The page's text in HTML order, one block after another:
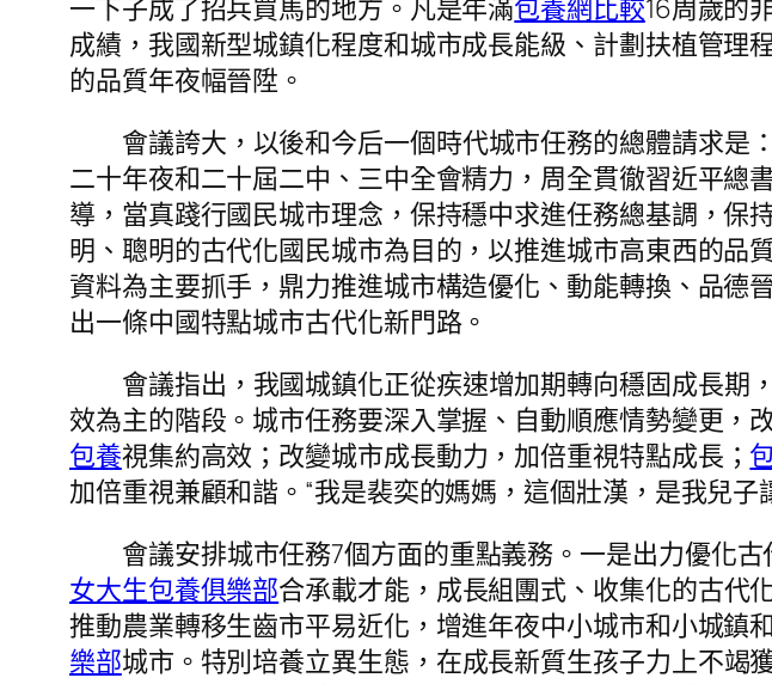
一下子成了招兵買馬的地方。凡是年滿包養網比較16周歲的
成績，我國新型城鎮化程度和城市成長能級、計劃扶植管
的品質年夜幅晉陞。
會議誇大，以後和今后一個時代城市任務的總體請求
二十年夜和二十屆二中、三中全會精力，周全貫徹習近平總
導，當真踐行國民城市理念，保持穩中求進任務總基調，保
明、聰明的古代化國民城市為目的，以推進城市高東西的
資料為主要抓手，鼎力推進城市構造優化、動能轉換、品
出一條中國特點城市古代化新門路。
會議指出，我國城鎮化正從疾速增加期轉向穩固成長期
效為主的階段。城市任務要深入掌握、自動順應情勢變更
包養視集約高效；改變城市成長動力，加倍重視特點成長；
加倍重視兼顧和諧。“我是裴奕的媽媽，這個壯漢，是我兒
會議安排城市任務7個方面的重點義務。一是出力優化
女大生包養俱樂部合承載才能，成長組團式、收集化的古代
推動農業轉移生齒市平易近化，增進年夜中小城市和小城
樂部城市。特別培養立異生態，在成長新質生孩子力上不